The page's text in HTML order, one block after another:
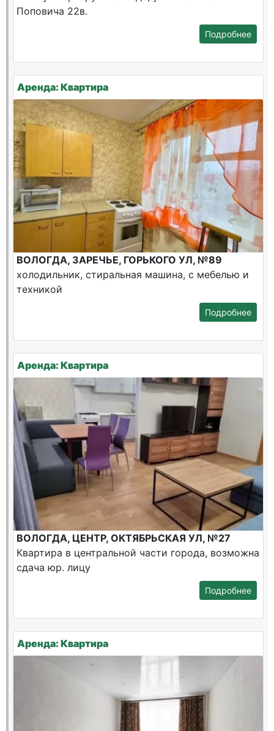
Поповича 22в.
Подробнее
Аренда: Квартира
ВОЛОГДА, ЗАРЕЧЬЕ, ГОРЬКОГО УЛ, №89
холодильник, стиральная машина, с мебелью и
техникой
Подробнее
Аренда: Квартира
ВОЛОГДА, ЦЕНТР, ОКТЯБРЬСКАЯ УЛ, №27
Квартира в центральной части города, возможна
сдача юр. лицу
Подробнее
Аренда: Квартира